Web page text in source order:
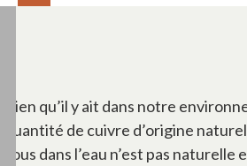
Bien qu’il y ait dans notre
quantité de cuivre d’origine
sous dans l’eau n’est pas